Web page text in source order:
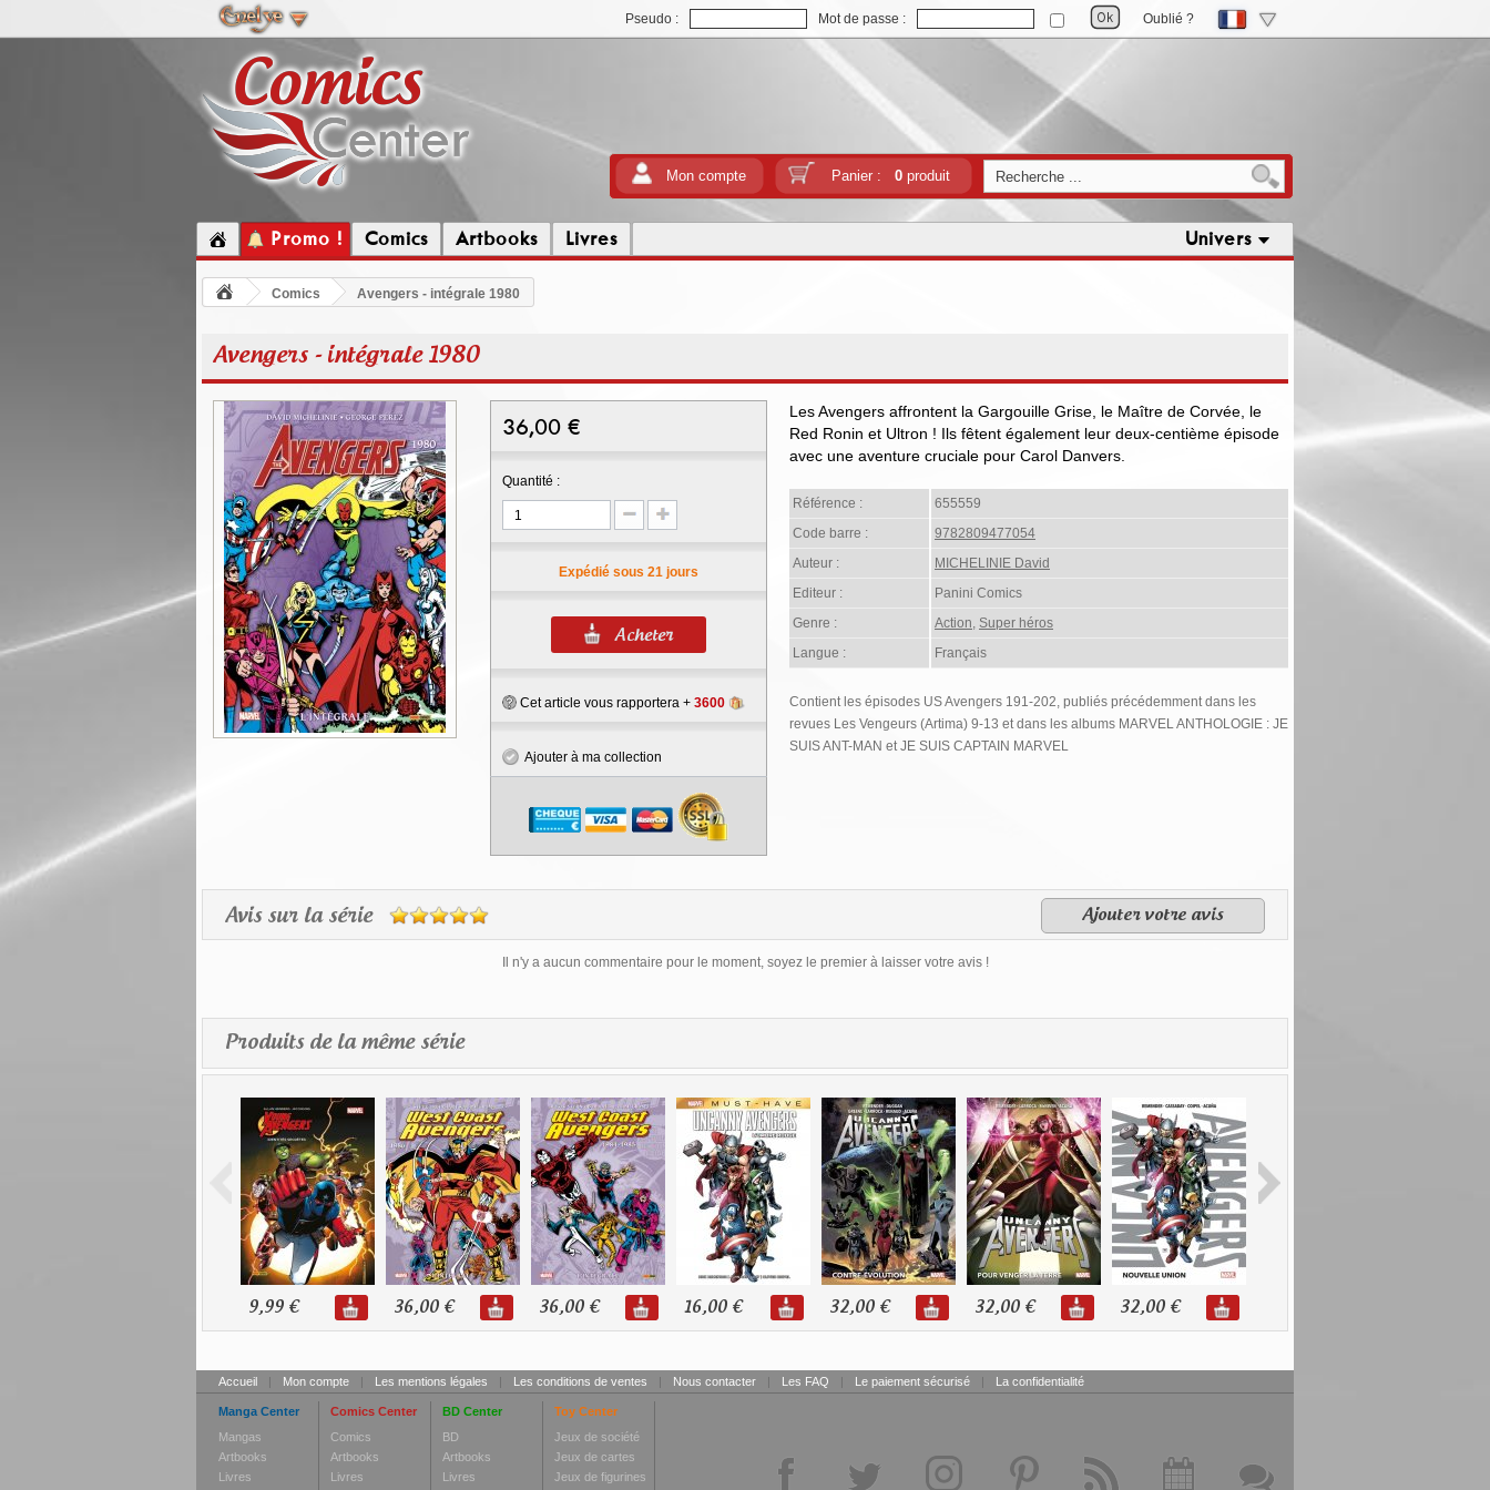
Pseudo : Mot de passe : Oublié ?
Mon compte Panier : 0produit
Promo ! Comics Artbooks Livres Univers
Comics Avengers - intégrale 1980
Avengers - intégrale 1980
36,00 €
Quantité :
Expédié sous 21 jours
Cet article vous rapportera + 3600
Ajouter à ma collection
Les Avengers affrontent la Gargouille Grise, le Maître de Corvée, le
Red Ronin et Ultron ! Ils fêtent également leur deux-centième épisode
avec une aventure cruciale pour Carol Danvers.
Référence :
655559
Code barre :
9782809477054
Auteur :
MICHELINIE David
Editeur :
Panini Comics
Genre :
Action, Super héros
Langue :
Français
Contient les épisodes US Avengers 191-202, publiés précédemment dans les
revues Les Vengeurs (Artima) 9-13 et dans les albums MARVEL ANTHOLOGIE : JE
SUIS ANT-MAN et JE SUIS CAPTAIN MARVEL
Avis sur la série Ajouter votre avis
Il n'y a aucun commentaire pour le moment, soyez le premier à laisser votre avis !
Produits de la même série
9,99 € 36,00 € 36,00 € 16,00 € 32,00 € 32,00 € 32,00 €
Accueil | Mon compte | Les mentions légales | Les conditions de ventes | Nous contacter | Les FAQ | Le paiement sécurisé | La confidentialité
Manga Center
Mangas
Artbooks
Livres
Comics Center
Comics
Artbooks
Livres
BD Center
BD
Artbooks
Livres
Toy Center
Jeux de société
Jeux de cartes
Jeux de figurines